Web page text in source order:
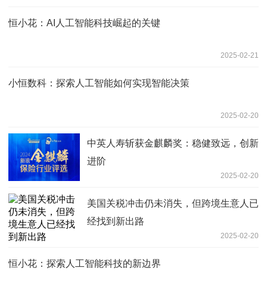
恒小花：AI人工智能科技崛起的关键
2025-02-21
小恒数科：探索人工智能如何实现智能决策
2025-02-20
中英人寿斩获金麒麟奖：稳健致远，创新
进阶
2025-02-20
美国关税冲击仍未消失，但跨境生意人已
经找到新出路
2025-02-20
恒小花：探索人工智能科技的新边界